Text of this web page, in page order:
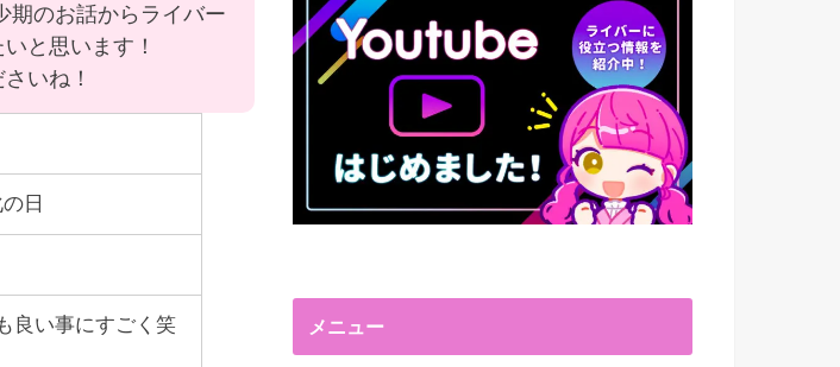
期のお話からライバー
と思います！
いね！
日
良い事にすごく笑
メニュー